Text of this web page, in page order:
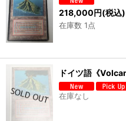
218,000円(税込)
在庫数 1点
ドイツ語《
在庫なし